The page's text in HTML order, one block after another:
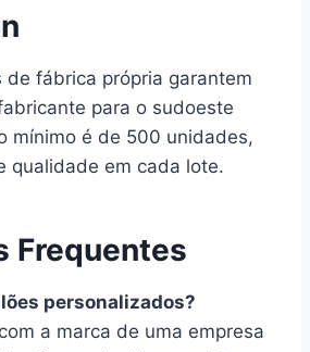
de fábrica própria garantem
para o sudoeste
mínimo é de 500 unidades,
qualidade em cada lote.
Frequentes
personalizados?
a marca de uma empresa